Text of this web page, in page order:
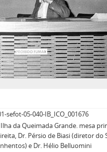
sefot-05-040-IB_ICO_001676
da Queimada Grande. mesa
Dr. Pérsio de Biasi (diretor do
e Dr. Hélio Belluomini